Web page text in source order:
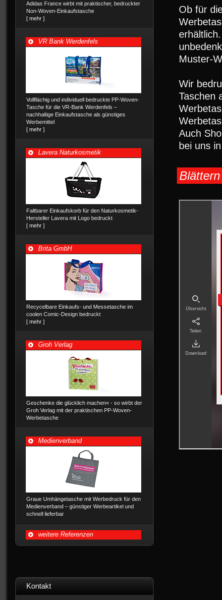
Adidas France wirbt mit praktischer, bedruckter
Non-Woven-Einkaufstasche
[ mehr ]
VR Bank Werdenfels
Vollflächig und individuell bedruckte PP-Woven-
Tasche für die VR-Bank Werdenfels –
nachhaltige Einkaufstasche als günstiges
Werbemittel
[ mehr ]
Lavera Naturkosmetik
Faltbarer Einkaufskorb für den Naturkosmetik-
Hersteller Lavera mit Logo bedruckt
[ mehr ]
Brita GmbH
Recycelbare Einkaufs- und Messetasche im
coolen Comic-Design bedruckt
[ mehr ]
Groh Verlag
Geschenke die glücklich machen« - so wirbt der
Groh Verlag mit der praktischen PP-Woven-
Werbetasche
Medienverband
Graue Umhängetasche mit Werbedruck für den
Medienverband – günstiger Werbeartikel und
schnell lieferbar
weitere Referenzen
Kontakt
Ob für
Muster-
Wir
Taschen
Auch
bei uns